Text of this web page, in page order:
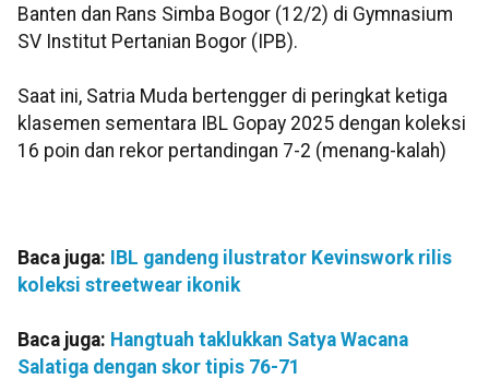
Banten dan Rans Simba Bogor (12/2) di Gymnasium
SV Institut Pertanian Bogor (IPB).
Saat ini, Satria Muda bertengger di peringkat ketiga
klasemen sementara IBL Gopay 2025 dengan koleksi
16 poin dan rekor pertandingan 7-2 (menang-kalah)
Baca juga: IBL gandeng ilustrator Kevinswork rilis
koleksi streetwear ikonik
Baca juga: Hangtuah taklukkan Satya Wacana
Salatiga dengan skor tipis 76-71